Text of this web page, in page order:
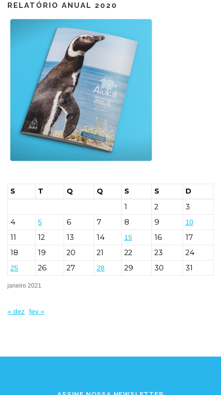
RELATÓRIO ANUAL 2020
janeiro 2021
S T Q Q S S
D
1
2
3
4
5 6 7 8 9 10
11 12 13 14 15 16
17
18
19 20 21 22 23 24
25 26 27 28 29 30 31
« dez fev »